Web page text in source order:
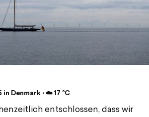
Denmark ⋅ ☁️ 17 °C
entschlossen, dass wir